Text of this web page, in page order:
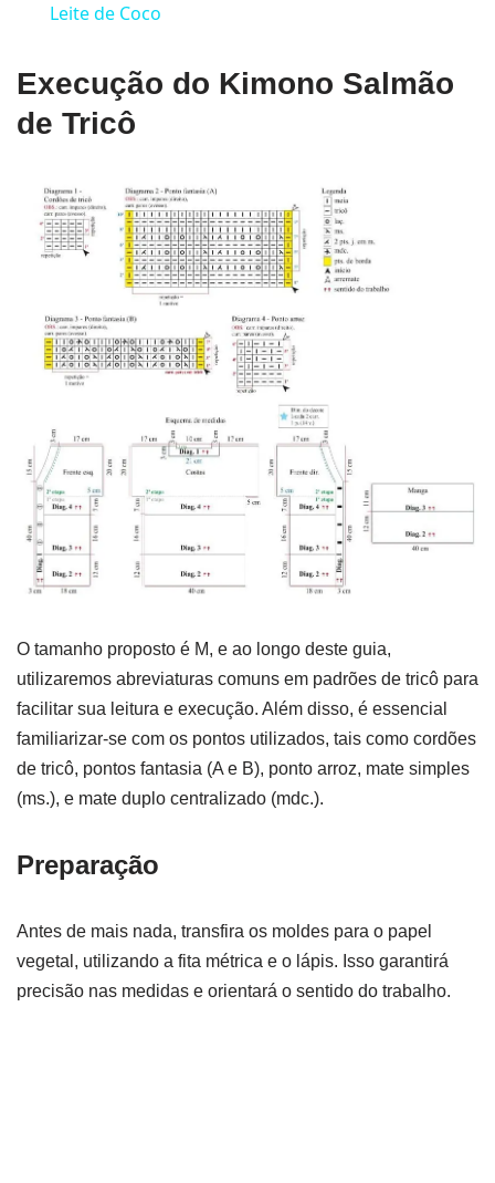
Leite de Coco
Execução do Kimono Salmão
de Tricô
O tamanho proposto é M, e ao longo deste guia,
utilizaremos abreviaturas comuns em padrões de tricô para
facilitar sua leitura e execução. Além disso, é essencial
familiarizar-se com os pontos utilizados, tais como cordões
de tricô, pontos fantasia (A e B), ponto arroz, mate simples
(ms.), e mate duplo centralizado (mdc.).
Preparação
Antes de mais nada, transfira os moldes para o papel
vegetal, utilizando a fita métrica e o lápis. Isso garantirá
precisão nas medidas e orientará o sentido do trabalho.